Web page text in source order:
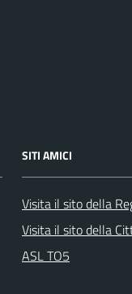
SITI AMICI
Visita il sito della
Visita il sito della
ASL TO5